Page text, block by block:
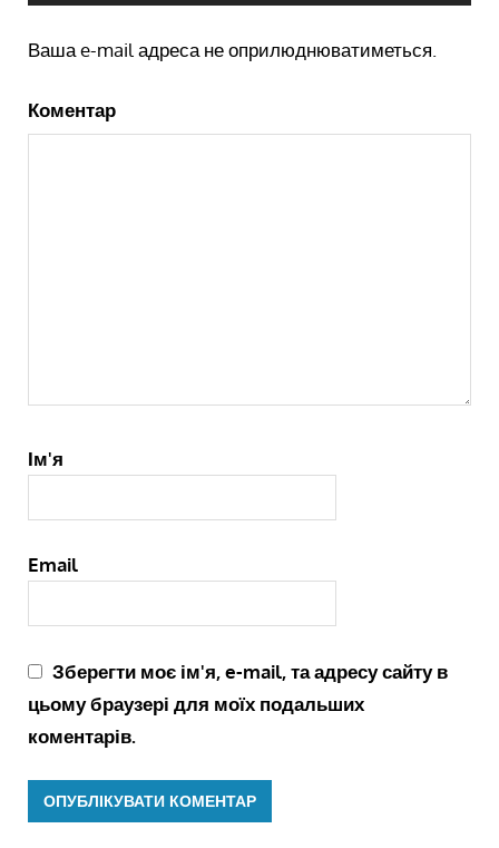
Ваша e-mail адреса не оприлюднюватиметься.
Коментар
Ім'я
Email
Зберегти моє ім'я, e-mail, та адресу сайту в
цьому браузері для моїх подальших
коментарів.